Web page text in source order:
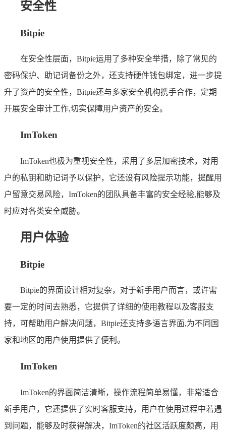
安全性
Bitpie
在安全性层面，Bitpie运用了多种安全举措，除了常见的
密码保护、助记词备份之外，还支持硬件钱包绑定，进一步提
升了资产的安全性，Bitpie还与多家安全机构携手合作，定期
开展安全审计工作,切实保障用户资产的安全。
ImToken
ImToken也极为重视安全性，采用了多层加密技术，对用
户的私钥和助记词予以保护，它还设有风险提示功能，提醒用
户留意交易风险，ImToken的团队具备丰富的安全经验,能够及
时应对各类安全威胁。
用户体验
Bitpie
Bitpie的界面设计相对复杂，对于新手用户而言，或许需
要一定的时间去熟悉，它提供了详细的使用教程以及客服支
持，可帮助用户解决问题，Bitpie还支持多语言界面,为不同国
家和地区的用户使用提供了便利。
ImToken
ImToken的界面简洁清晰，操作流程简单易懂，非常适合
新手用户，它还提供了实时客服支持，用户在使用过程中若遇
到问题，能够及时获得解决，ImToken的社区活跃度颇高，用